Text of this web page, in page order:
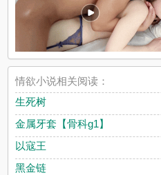
情欲小说相关阅读：
生死树
金属牙套【骨科g1】
以寇王
黑金链